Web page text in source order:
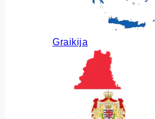
Graikija